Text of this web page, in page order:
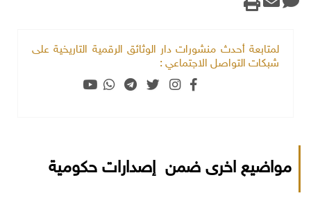
لمتابعة أحدث منشورات دار الوثائق الرقمية التاريخية على
شبكات التواصل الاجتماعي :
مواضيع اخرى ضمن إصدارات حكومية